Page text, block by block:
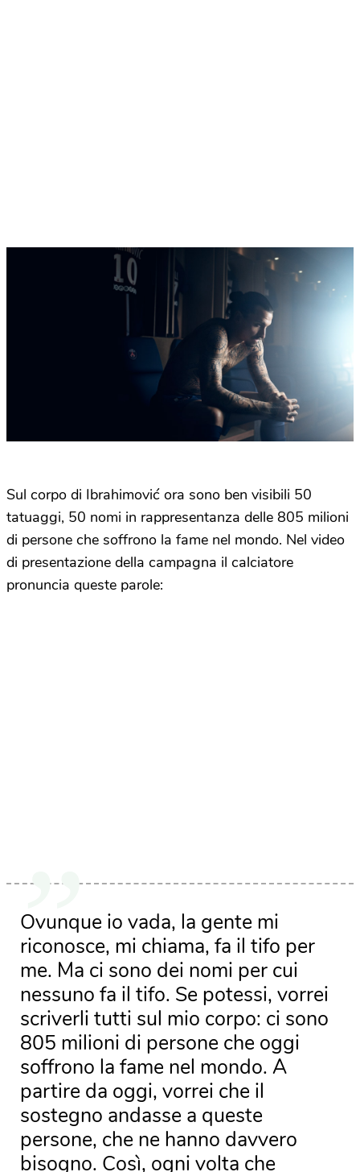
Sul corpo di Ibrahimović ora sono ben visibili 50
tatuaggi, 50 nomi in rappresentanza delle 805 milioni
di persone che soffrono la fame nel mondo. Nel video
di presentazione della campagna il calciatore
pronuncia queste parole:
Ovunque io vada, la gente mi
riconosce, mi chiama, fa il tifo per
me. Ma ci sono dei nomi per cui
nessuno fa il tifo. Se potessi, vorrei
scriverli tutti sul mio corpo: ci sono
805 milioni di persone che oggi
soffrono la fame nel mondo. A
partire da oggi, vorrei che il
sostegno andasse a queste
persone, che ne hanno davvero
bisogno. Così, ogni volta che